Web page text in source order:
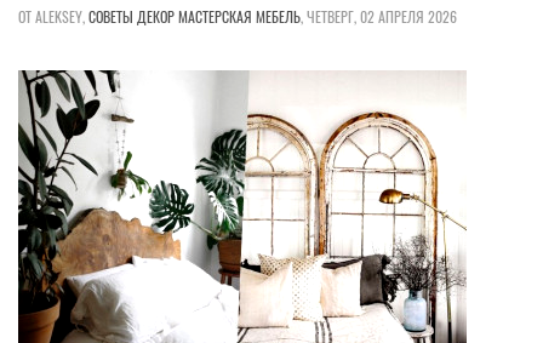
ОТ ALEKSEY,СОВЕТЫ ДЕКОРМАСТЕРСКАЯ МЕБЕЛЬ,ЧЕТВЕРГ, 02 АПРЕЛЯ 2026